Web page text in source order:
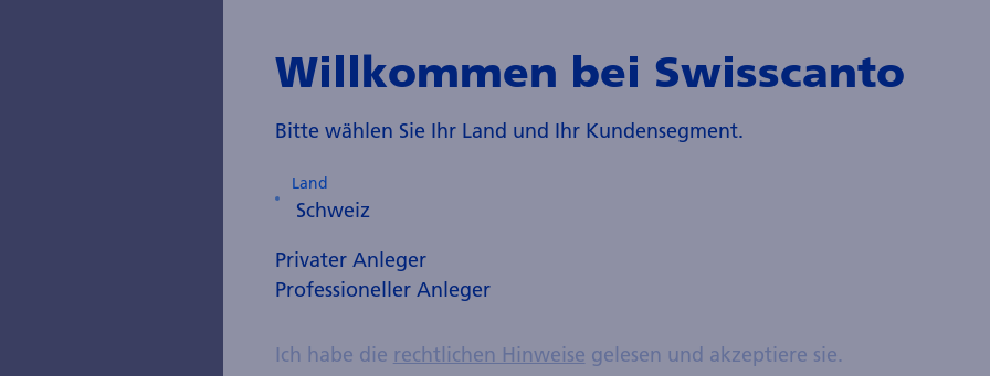
Quelle: "Global electricity generation by source, 2014-2025 – Charts – Data &
IEA", www.iea.org
Willkommen bei Swisscanto
Bitte wählen Sie Ihr Land und Ihr Kundensegment.
Land
Privater Anleger
Professioneller Anleger
Ich habe die rechtlichen Hinweise gelesen und akzeptiere sie.